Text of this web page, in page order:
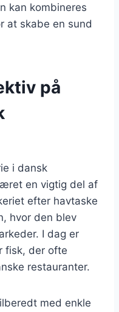
kan kombineres
at skabe en sund
på
i dansk
en vigtig del af
efter havtaske
hvor den blev
I dag er
fisk, der ofte
restauranter.
med enkle